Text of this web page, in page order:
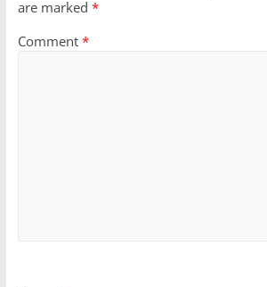
are marked *
Comment *